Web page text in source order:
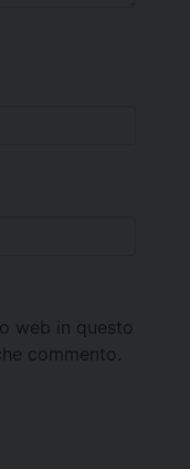
web in questo
commento.